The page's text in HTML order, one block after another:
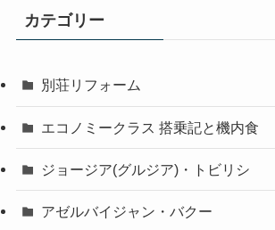
カテゴリー
別荘リフォーム
エコノミークラス 搭乗記と機内食
ジョージア(グルジア)・トビリシ
アゼルバイジャン・バクー